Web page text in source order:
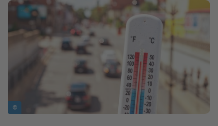
Bild in Lightbox zeigen
©